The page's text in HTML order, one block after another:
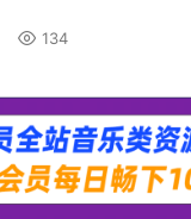
134